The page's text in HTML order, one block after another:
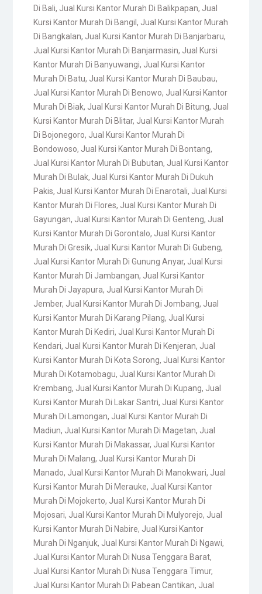
Di Bali, Jual Kursi Kantor Murah Di Balikpapan, Jual
Kursi Kantor Murah Di Bangil , Jual Kursi Kantor Murah
Di Bangkalan, Jual Kursi Kantor Murah Di Banjarbaru,
Jual Kursi Kantor Murah Di Banjarmasin, Jual Kursi
Kantor Murah Di Banyuwangi, Jual Kursi Kantor
Murah Di Batu, Jual Kursi Kantor Murah Di Baubau,
Jual Kursi Kantor Murah Di Benowo, Jual Kursi Kantor
Murah Di Biak, Jual Kursi Kantor Murah Di Bitung, Jual
Kursi Kantor Murah Di Blitar, Jual Kursi Kantor Murah
Di Bojonegoro, Jual Kursi Kantor Murah Di
Bondowoso, Jual Kursi Kantor Murah Di Bontang,
Jual Kursi Kantor Murah Di Bubutan, Jual Kursi Kantor
Murah Di Bulak, Jual Kursi Kantor Murah Di Dukuh
Pakis, Jual Kursi Kantor Murah Di Enarotali, Jual Kursi
Kantor Murah Di Flores, Jual Kursi Kantor Murah Di
Gayungan, Jual Kursi Kantor Murah Di Genteng, Jual
Kursi Kantor Murah Di Gorontalo, Jual Kursi Kantor
Murah Di Gresik, Jual Kursi Kantor Murah Di Gubeng,
Jual Kursi Kantor Murah Di Gunung Anyar, Jual Kursi
Kantor Murah Di Jambangan, Jual Kursi Kantor
Murah Di Jayapura, Jual Kursi Kantor Murah Di
Jember, Jual Kursi Kantor Murah Di Jombang, Jual
Kursi Kantor Murah Di Karang Pilang, Jual Kursi
Kantor Murah Di Kediri, Jual Kursi Kantor Murah Di
Kendari, Jual Kursi Kantor Murah Di Kenjeran, Jual
Kursi Kantor Murah Di Kota Sorong, Jual Kursi Kantor
Murah Di Kotamobagu, Jual Kursi Kantor Murah Di
Krembang, Jual Kursi Kantor Murah Di Kupang, Jual
Kursi Kantor Murah Di Lakar Santri, Jual Kursi Kantor
Murah Di Lamongan, Jual Kursi Kantor Murah Di
Madiun, Jual Kursi Kantor Murah Di Magetan, Jual
Kursi Kantor Murah Di Makassar, Jual Kursi Kantor
Murah Di Malang, Jual Kursi Kantor Murah Di
Manado, Jual Kursi Kantor Murah Di Manokwari, Jual
Kursi Kantor Murah Di Merauke, Jual Kursi Kantor
Murah Di Mojokerto, Jual Kursi Kantor Murah Di
Mojosari, Jual Kursi Kantor Murah Di Mulyorejo, Jual
Kursi Kantor Murah Di Nabire, Jual Kursi Kantor
Murah Di Nganjuk, Jual Kursi Kantor Murah Di Ngawi,
Jual Kursi Kantor Murah Di Nusa Tenggara Barat,
Jual Kursi Kantor Murah Di Nusa Tenggara Timur,
Jual Kursi Kantor Murah Di Pabean Cantikan, Jual